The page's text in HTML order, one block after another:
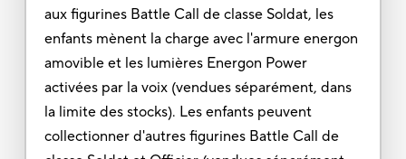
aux figurines Battle Call de classe Soldat, les
enfants mènent la charge avec l'armure energon
amovible et les lumières Energon Power
activées par la voix (vendues séparément, dans
la limite des stocks). Les enfants peuvent
collectionner d'autres figurines Battle Call de